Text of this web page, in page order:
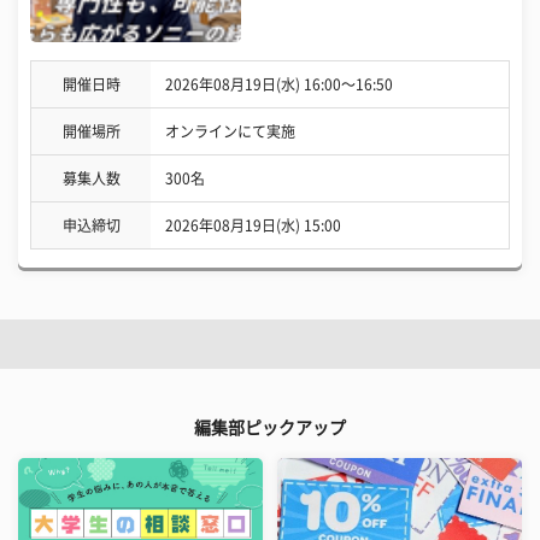
開催日時 2026年08月19日(水) 16:00〜16:50
開催場所 オンラインにて実施
募集人数 300名
申込締切 2026年08月19日(水) 15:00
編集部ピックアップ